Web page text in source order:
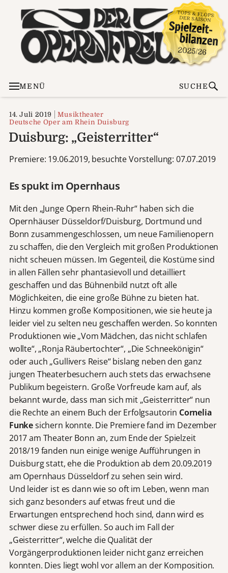
MENÜ SUCHE
14. Juli 2019
Musiktheater
Deutsche Oper am Rhein Duisburg
Duisburg: „Geisterritter“
Premiere: 19.06.2019, besuchte Vorstellung: 07.07.2019
Es spukt im Opernhaus
Mit den „Junge Opern Rhein-Ruhr“ haben sich die
Opernhäuser Düsseldorf/Duisburg, Dortmund und
Bonn zusammengeschlossen, um neue Familienopern
zu schaffen, die den Vergleich mit großen Produktionen
nicht scheuen müssen. Im Gegenteil, die Kostüme sind
in allen Fällen sehr phantasievoll und detailliert
geschaffen und das Bühnenbild nutzt oft alle
Möglichkeiten, die eine große Bühne zu bieten hat.
Hinzu kommen große Kompositionen, wie sie heute ja
leider viel zu selten neu geschaffen werden. So konnten
Produktionen wie „Vom Mädchen, das nicht schlafen
wollte“, „Ronja Räubertochter“, „Die Schneekönigin“
oder auch „Gullivers Reise“ bislang neben den ganz
jungen Theaterbesuchern auch stets das erwachsene
Publikum begeistern. Große Vorfreude kam auf, als
bekannt wurde, dass man sich mit „Geisterritter“ nun
die Rechte an einem Buch der Erfolgsautorin Cornelia
Funkesichern konnte. Die Premiere fand im Dezember
2017 am Theater Bonn an, zum Ende der Spielzeit
2018/19 fanden nun einige wenige Aufführungen in
Duisburg statt, ehe die Produktion ab dem 20.09.2019
am Opernhaus Düsseldorf zu sehen sein wird.
Und leider ist es dann wie so oft im Leben, wenn man
sich ganz besonders auf etwas freut und die
Erwartungen entsprechend hoch sind, dann wird es
schwer diese zu erfüllen. So auch im Fall der
„Geisterritter“, welche die Qualität der
Vorgängerproduktionen leider nicht ganz erreichen
konnten. Dies liegt wohl vor allem an der Komposition.